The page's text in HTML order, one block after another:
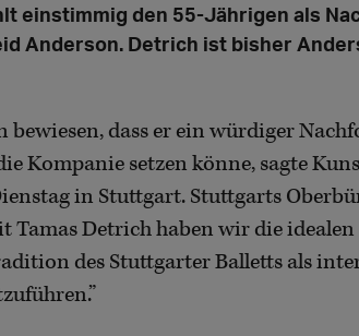
einstimmig den 55-Jährigen als
Anderson. Detrich ist bisher
bewiesen, dass er ein würdiger
Kompanie setzen könne, sagte
in Stuttgart. Stuttgarts
Tamas Detrich haben wir die idealen
des Stuttgarter Balletts als